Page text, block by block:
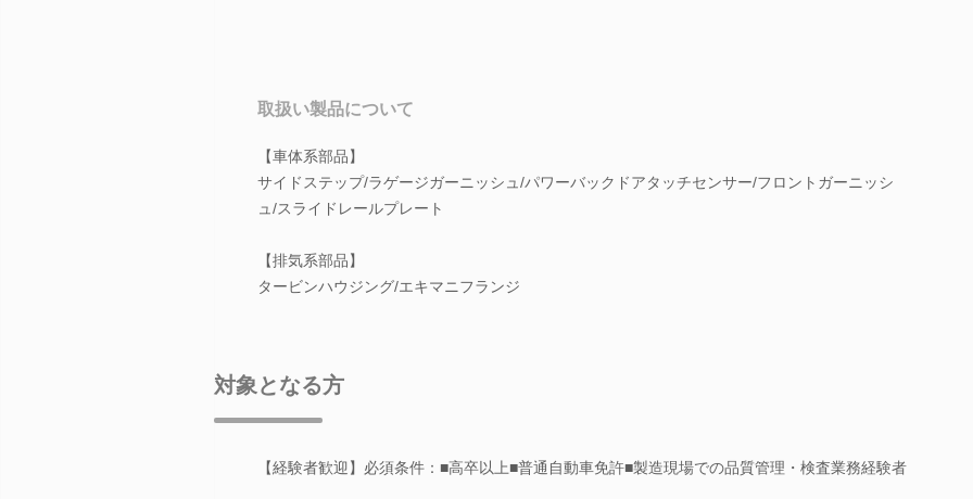
取扱い製品について
【車体系部品】
サイドステップ/ラゲージガーニッシュ/パワーバックドアタッチセンサー/フロントガーニッシ
ュ/スライドレールプレート
【排気系部品】
タービンハウジング/エキマニフランジ
対象となる方
【経験者歓迎】必須条件：■高卒以上■普通自動車免許■製造現場での品質管理・検査業務経験者